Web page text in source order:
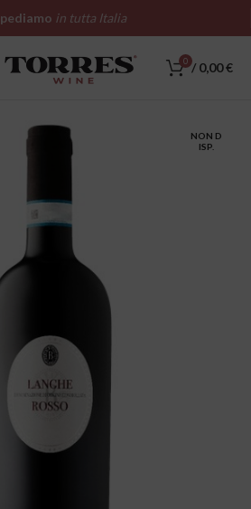
0 / 0,00€
NON D
ISP.
in tutta Italia